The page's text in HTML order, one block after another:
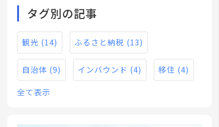
タグ別の記事
観光 (14) ふるさと納税 (13)
自治体 (9) インバウンド (4) 移住 (4)
全て表示